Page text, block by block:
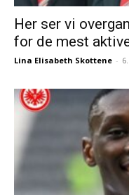
Her ser vi
for de mest
Lina Elisabeth Skottene -